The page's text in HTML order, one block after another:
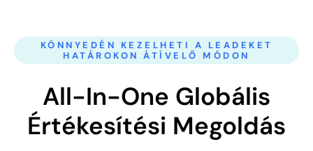
KÖNNYEDÉN KEZELHETI A LEADEKET
HATÁROKON ÁTÍVELŐ MÓDON
All-In-One Globális
Értékesítési Megoldás